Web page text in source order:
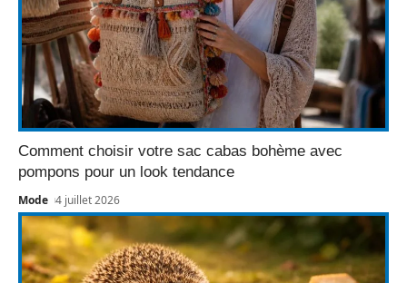
Comment choisir votre sac cabas bohème avec
pompons pour un look tendance
Mode 4 juillet 2026